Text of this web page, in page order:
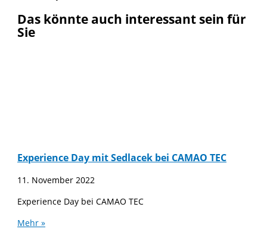
Das könnte auch interessant sein für
Sie
Experience Day mit Sedlacek bei CAMAO TEC
11. November 2022
Experience Day bei CAMAO TEC
Mehr »